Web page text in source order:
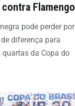
Flamengo
pode perder por
diferença para
quartas da Copa do